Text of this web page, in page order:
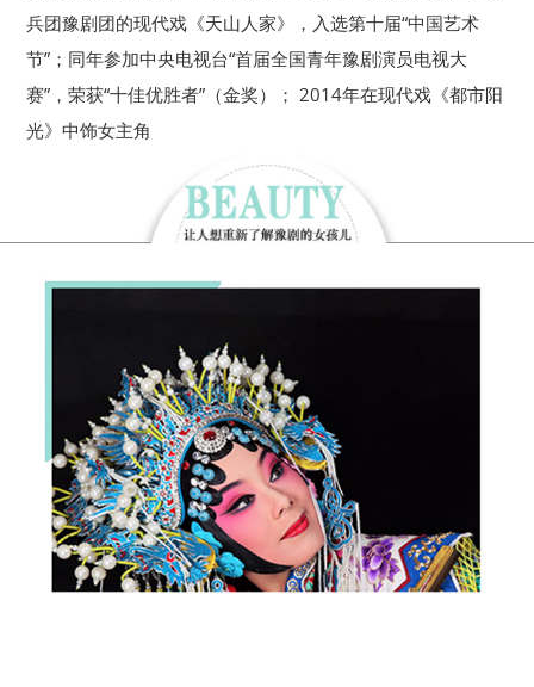
兵团豫剧团的现代戏《天山人家》，入选第十届“中国艺术
节”；同年参加中央电视台“首届全国青年豫剧演员电视大
赛”，荣获“十佳优胜者”（金奖）； 2014年在现代戏《都市阳
光》中饰女主角